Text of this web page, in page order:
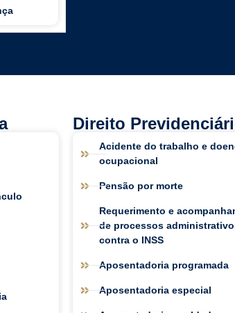
Direito
Acidente do trabalho e
ocupacional
Pensão por morte
Requerimento e
de processos
contra o INSS
Aposentadoria programada
Aposentadoria especial